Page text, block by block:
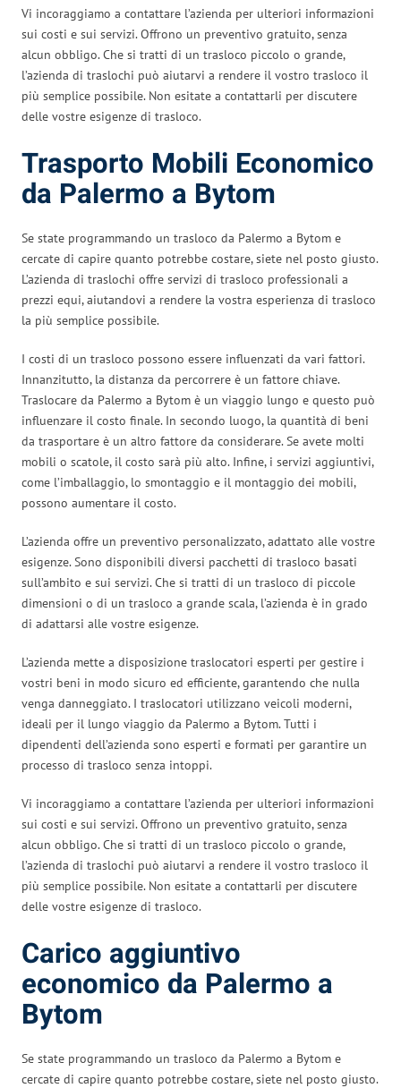
Vi incoraggiamo a contattare l’azienda per ulteriori informazioni
sui costi e sui servizi. Offrono un preventivo gratuito, senza
alcun obbligo. Che si tratti di un trasloco piccolo o grande,
l’azienda di traslochi può aiutarvi a rendere il vostro trasloco il
più semplice possibile. Non esitate a contattarli per discutere
delle vostre esigenze di trasloco.
Trasporto Mobili Economico
da Palermo a Bytom
Se state programmando un trasloco da Palermo a Bytom e
cercate di capire quanto potrebbe costare, siete nel posto giusto.
L’azienda di traslochi offre servizi di trasloco professionali a
prezzi equi, aiutandovi a rendere la vostra esperienza di trasloco
la più semplice possibile.
I costi di un trasloco possono essere influenzati da vari fattori.
Innanzitutto, la distanza da percorrere è un fattore chiave.
Traslocare da Palermo a Bytom è un viaggio lungo e questo può
influenzare il costo finale. In secondo luogo, la quantità di beni
da trasportare è un altro fattore da considerare. Se avete molti
mobili o scatole, il costo sarà più alto. Infine, i servizi aggiuntivi,
come l’imballaggio, lo smontaggio e il montaggio dei mobili,
possono aumentare il costo.
L’azienda offre un preventivo personalizzato, adattato alle vostre
esigenze. Sono disponibili diversi pacchetti di trasloco basati
sull’ambito e sui servizi. Che si tratti di un trasloco di piccole
dimensioni o di un trasloco a grande scala, l’azienda è in grado
di adattarsi alle vostre esigenze.
L’azienda mette a disposizione traslocatori esperti per gestire i
vostri beni in modo sicuro ed efficiente, garantendo che nulla
venga danneggiato. I traslocatori utilizzano veicoli moderni,
ideali per il lungo viaggio da Palermo a Bytom. Tutti i
dipendenti dell’azienda sono esperti e formati per garantire un
processo di trasloco senza intoppi.
Vi incoraggiamo a contattare l’azienda per ulteriori informazioni
sui costi e sui servizi. Offrono un preventivo gratuito, senza
alcun obbligo. Che si tratti di un trasloco piccolo o grande,
l’azienda di traslochi può aiutarvi a rendere il vostro trasloco il
più semplice possibile. Non esitate a contattarli per discutere
delle vostre esigenze di trasloco.
Carico aggiuntivo
economico da Palermo a
Bytom
Se state programmando un trasloco da Palermo a Bytom e
cercate di capire quanto potrebbe costare, siete nel posto giusto.